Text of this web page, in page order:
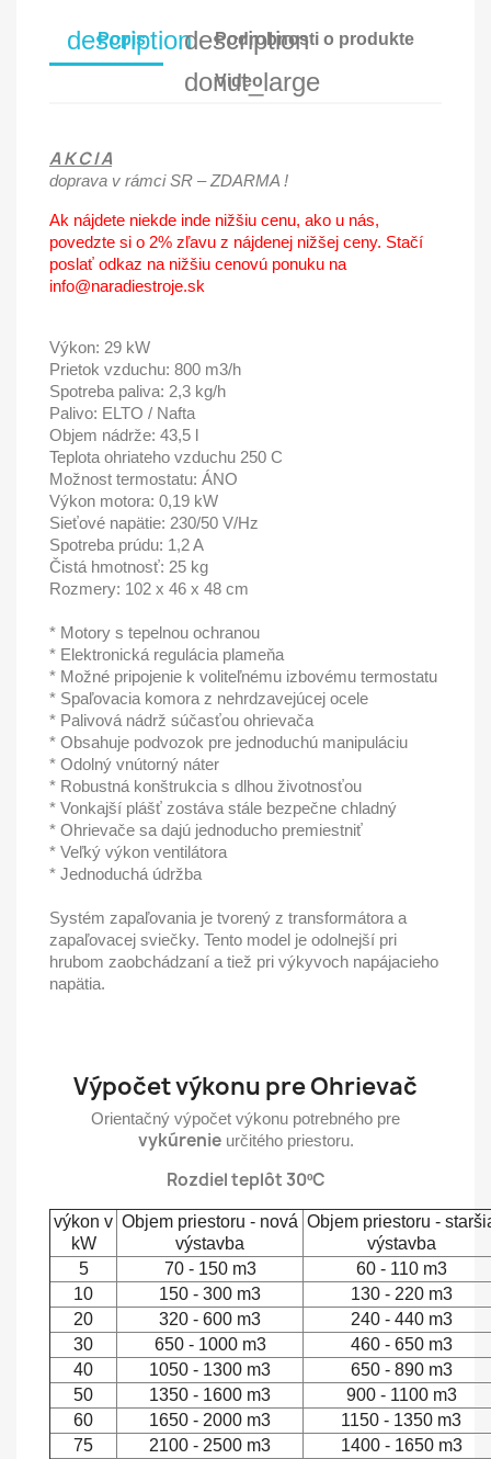
description
Popis description
Podrobnosti o produkte
donut_large
Video
A K C I A
doprava v rámci SR – ZDARMA !
Ak nájdete niekde inde nižšiu cenu, ako u nás,
povedzte si o 2% zľavu z nájdenej nižšej ceny. Stačí
poslať odkaz na nižšiu cenovú ponuku na
info@naradiestroje.sk
Výkon: 29 kW
Prietok vzduchu: 800 m3/h
Spotreba paliva: 2,3 kg/h
Palivo: ELTO / Nafta
Objem nádrže: 43,5 l
Teplota ohriateho vzduchu 250 C
Možnost termostatu: ÁNO
Výkon motora: 0,19 kW
Sieťové napätie: 230/50 V/Hz
Spotreba prúdu: 1,2 A
Čistá hmotnosť: 25 kg
Rozmery: 102 x 46 x 48 cm
* Motory s tepelnou ochranou
* Elektronická regulácia plameňa
* Možné pripojenie k voliteľnému izbovému termostatu
* Spaľovacia komora z nehrdzavejúcej ocele
* Palivová nádrž súčasťou ohrievača
* Obsahuje podvozok pre jednoduchú manipuláciu
* Odolný vnútorný náter
* Robustná konštrukcia s dlhou životnosťou
* Vonkajší plášť zostáva stále bezpečne chladný
* Ohrievače sa dajú jednoducho premiestniť
* Veľký výkon ventilátora
* Jednoduchá údržba
Systém zapaľovania je tvorený z transformátora a
zapaľovacej sviečky. Tento model je odolnejší pri
hrubom zaobchádzaní a tiež pri výkyvoch napájacieho
napätia.
Výpočet výkonu pre Ohrievač
Orientačný výpočet výkonu potrebného pre
vykúrenieurčitého priestoru.
Rozdiel teplôt 30ºC
výkon v
kW
Objem priestoru - nová
výstavba
Objem priestoru -
výstavba
5
70 - 150 m3
60 - 110 m3
10
150 - 300 m3
130 - 220 m3
20
320 - 600 m3
240 - 440 m3
30
650 - 1000 m3
460 - 650 m3
40
1050 - 1300 m3
650 - 890 m3
50
1350 - 1600 m3
900 - 1100 m3
60
1650 - 2000 m3
1150 - 1350 m3
75
2100 - 2500 m3
1400 - 1650 m3